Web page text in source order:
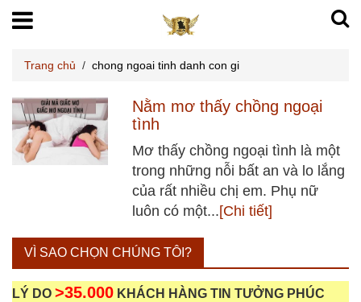
Trang chủ / chong ngoai tinh danh con gi
Nằm mơ thấy chồng ngoại
tình
Mơ thấy chồng ngoại tình là một
trong những nỗi bất an và lo lắng
của rất nhiều chị em. Phụ nữ
luôn có một...[Chi tiết]
VÌ SAO CHỌN CHÚNG TÔI?
LÝ DO >35.000 KHÁCH HÀNG TIN TƯỞNG PHÚC